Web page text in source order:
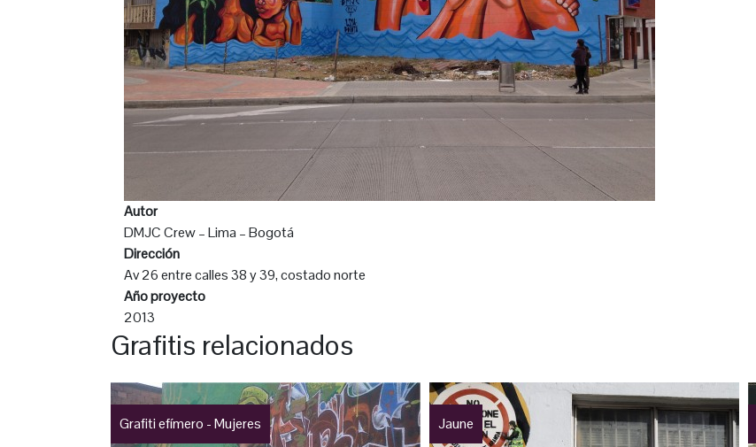
Autor
DMJC Crew – Lima – Bogotá
Dirección
Av 26 entre calles 38 y 39, costado norte
Año proyecto
2013
Grafitis relacionados
Grafiti efímero - Mujeres Jaune